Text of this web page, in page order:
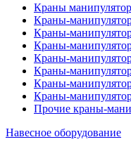
Краны
Краны-
Краны-
Краны-
Краны-
Краны-
Краны-
Краны-
Прочие краны-
Навесное оборудование